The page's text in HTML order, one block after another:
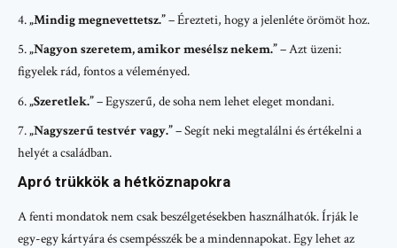
„Mindig megnevettetsz.”– Érezteti, hogy a jelenléte örömöt hoz.
„Nagyon szeretem, amikor mesélsz nekem.”– Azt üzeni:
figyelek rád, fontos a véleményed.
„Szeretlek.”– Egyszerű, de soha nem lehet eleget mondani.
„Nagyszerű testvér vagy.”– Segít neki megtalálni és értékelni a
helyét a családban.
Apró trükkök a hétköznapokra
A fenti mondatok nem csak beszélgetésekben használhatók. Írják le
egy-egy kártyára és csempésszék be a mindennapokat. Egy lehet az